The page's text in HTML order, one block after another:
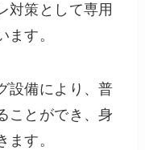
対策として専用
す。
設備により、普
ことができ、身
す。